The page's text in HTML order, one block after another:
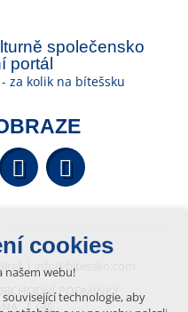
společensko
portál
za kolik na bítešsku
YouTube
|
info@bitessko.com
OBCHODNÍ PODMÍNKY
GIS
cookies
našem webu!
technologie, aby